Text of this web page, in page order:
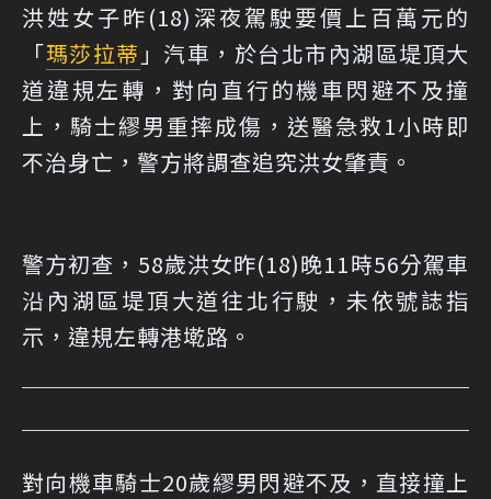
洪姓女子昨(18)深夜駕駛要價上百萬元的
「瑪莎拉蒂 」汽車，於台北市內湖區堤頂大
道違規左轉，對向直行的機車閃避不及撞
上，騎士繆男重摔成傷，送醫急救1小時即
不治身亡，警方將調查追究洪女肇責。
警方初查，58歲洪女昨(18)晚11時56分駕車
沿內湖區堤頂大道往北行駛，未依號誌指
示，違規左轉港墘路。
對向機車騎士20歲繆男閃避不及，直接撞上